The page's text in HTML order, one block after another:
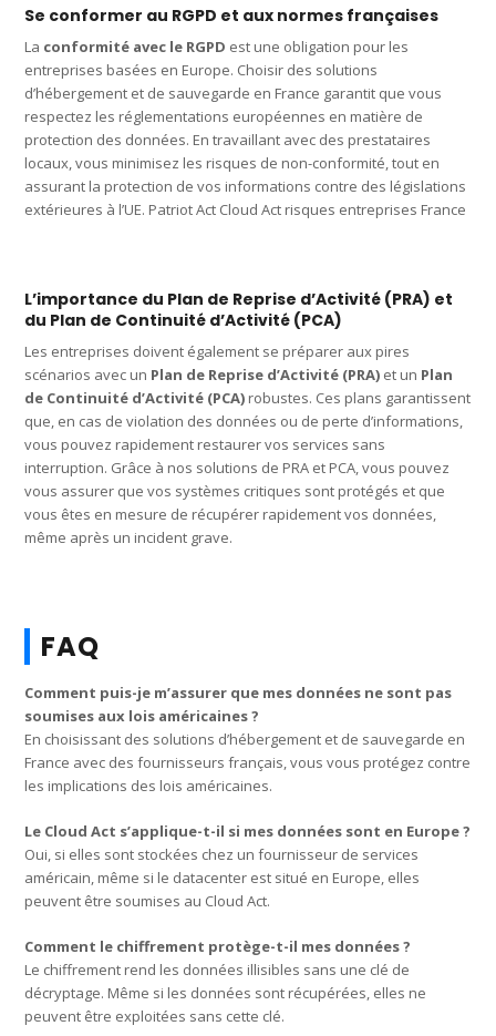
Se conformer au RGPD et aux normes françaises
La conformité avec le RGPD est une obligation pour les
entreprises basées en Europe. Choisir des solutions
d’hébergement et de sauvegarde en France garantit que vous
respectez les réglementations européennes en matière de
protection des données. En travaillant avec des prestataires
locaux, vous minimisez les risques de non-conformité, tout en
assurant la protection de vos informations contre des législations
extérieures à l’UE. Patriot Act Cloud Act risques entreprises France
L’importance du Plan de Reprise d’Activité (PRA) et
du Plan de Continuité d’Activité (PCA)
Les entreprises doivent également se préparer aux pires
scénarios avec un Plan de Reprise d’Activité (PRA) et un Plan
de Continuité d’Activité (PCA) robustes. Ces plans garantissent
que, en cas de violation des données ou de perte d’informations,
vous pouvez rapidement restaurer vos services sans
interruption. Grâce à nos solutions de PRA et PCA, vous pouvez
vous assurer que vos systèmes critiques sont protégés et que
vous êtes en mesure de récupérer rapidement vos données,
même après un incident grave.
FAQ
Comment puis-je m’assurer que mes données ne sont pas
soumises aux lois américaines ?
En choisissant des solutions d’hébergement et de sauvegarde en
France avec des fournisseurs français, vous vous protégez contre
les implications des lois américaines.
Le Cloud Act s’applique-t-il si mes données sont en Europe ?
Oui, si elles sont stockées chez un fournisseur de services
américain, même si le datacenter est situé en Europe, elles
peuvent être soumises au Cloud Act.
Comment le chiffrement protège-t-il mes données ?
Le chiffrement rend les données illisibles sans une clé de
décryptage. Même si les données sont récupérées, elles ne
peuvent être exploitées sans cette clé.